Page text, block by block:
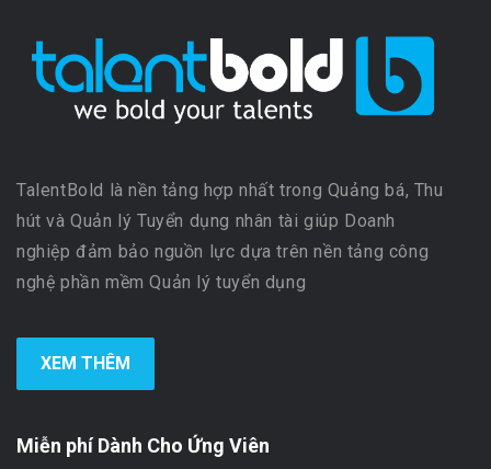
TalentBold là nền tảng hợp nhất trong Quảng bá, Thu
hút và Quản lý Tuyển dụng nhân tài giúp Doanh
nghiệp đảm bảo nguồn lực dựa trên nền tảng công
nghệ phần mềm Quản lý tuyển dụng
XEM THÊM
Miễn phí Dành Cho Ứng Viên